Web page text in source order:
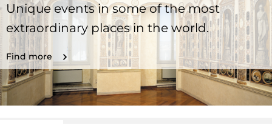
Unique events in some of the most
extraordinary places in the world.
Find more